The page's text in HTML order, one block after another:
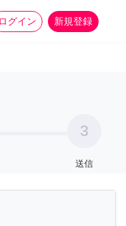
ログイン 新規登録
家事 more_horiz
3
送信